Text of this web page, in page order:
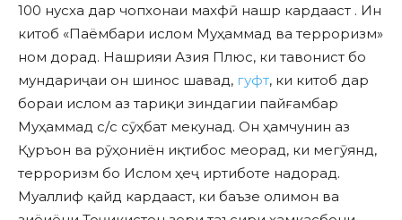
100 нусха дар чопхонаи махфӣ нашр кардааст . Ин
китоб «Паёмбари ислом Муҳаммад ва терроризм»
ном дорад. Нашрияи Азия Плюс, ки тавонист бо
мундариҷаи он шинос шавад, гуфт, ки китоб дар
бораи ислом аз тариқи зиндагии пайғамбар
Муҳаммад с/с сӯҳбат мекунад. Он ҳамчунин аз
Қуръон ва рӯҳониён иқтибос меорад, ки мегӯянд,
терроризм бо Ислом ҳеҷ иртиботе надорад.
Муаллиф қайд кардааст, ки баъзе олимон ва